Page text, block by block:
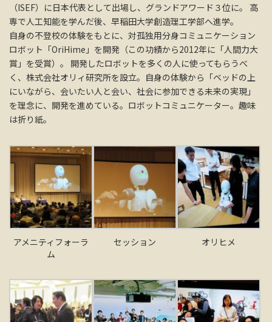
（ISEF）に日本代表として出場し、グランドアワード３位に。 高
専で人工知能を学んだ後、早稲田大学創造理工学部へ進学。
自身の不登校の体験をもとに、対孤独用分身コミュニケーション
ロボット「OriHime」を開発（この功績から2012年に「人間力大
賞」を受賞）。 開発したロボットを多くの人に使ってもらうべ
く、株式会社オリィ研究所を設立。自身の体験から「ベッドの上
にいながら、会いたい人と会い、社会に参加できる未来の実現」
を理念に、開発を進めている。ロボットコミュニケーター。趣味
は折り紙。
アメニティフォーラ
ム
セッション オリヒメ